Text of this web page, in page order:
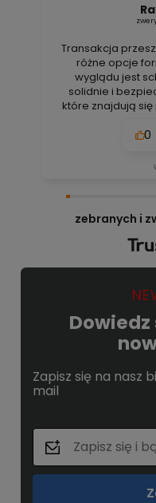
Transakcja
różne opcje
wyglądu jest
solidnie i
które znajdują
nie zawiodłem,0
zebranych i
Zapisz się na nasz
mail